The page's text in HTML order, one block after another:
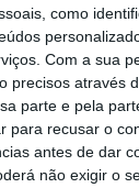
como
Com a sua
precisos através
parte e pela
para recusar o
antes de dar
não exigir o
Bairro Boa
ADR Retaxo